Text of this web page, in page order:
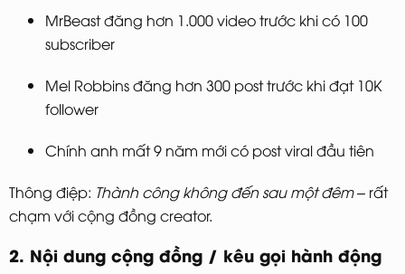
MrBeast đăng hơn 1.000 video trước khi có 100
subscriber
Mel Robbins đăng hơn 300 post trước khi đạt 10K
follower
Chính anh mất 9 năm mới có post viral đầu tiên
Thông điệp: Thành công không đến sau một đêm– rất
chạm với cộng đồng creator.
2. Nội dung cộng đồng / kêu gọi hành động